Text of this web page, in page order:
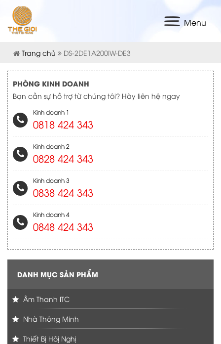
Menu
Trang chủ DS-2DE1A200IW-DE3
PHÒNG KINH DOANH
Bạn cần sự hỗ trợ từ chúng tôi? Hãy liên hệ ngay
Kinh doanh 1
0818 424 343
Kinh doanh 2
0828 424 343
Kinh doanh 3
0838 424 343
Kinh doanh 4
0848 424 343
DANH MỤC SẢN PHẨM
Âm Thanh ITC
Nhà Thông Minh
Thiết Bị Hôị Nghị